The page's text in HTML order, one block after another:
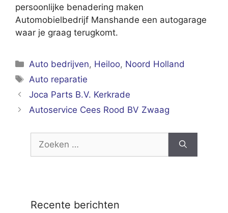
persoonlijke benadering maken
Automobielbedrijf Manshande een autogarage
waar je graag terugkomt.
Categorieën
Auto bedrijven, Heiloo, Noord Holland
Tags
Auto reparatie
Joca Parts B.V. Kerkrade
Autoservice Cees Rood BV Zwaag
naar:
Recente berichten